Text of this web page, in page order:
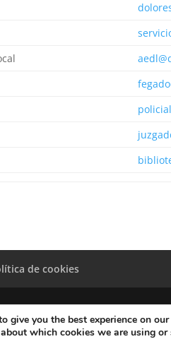
de cookies
y Telecomunicaciones. Diputacion
give you the best experience on
which cookies we are using